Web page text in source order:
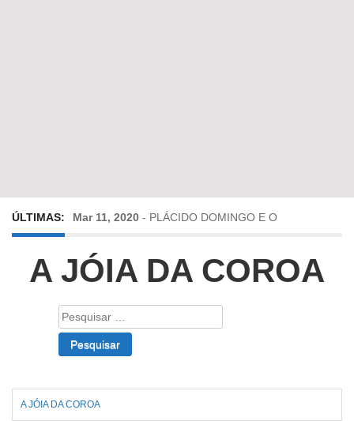
ÚLTIMAS: Mar 11, 2020 - PLÁCIDO DOMINGO E O
SIEGMUND DE DIE WALKÜRE
Abr 24, 2019
A JÓIA DA COROA
Pesquisar
por:
A JÓIA DA COROA